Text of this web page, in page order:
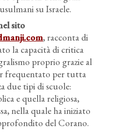
su Israele.
sito
, racconta di
la capacità di critica
proprio grazie al
frequentato per tutta
due tipi di scuole:
e quella religiosa,
nella quale ha iniziato
del Corano.